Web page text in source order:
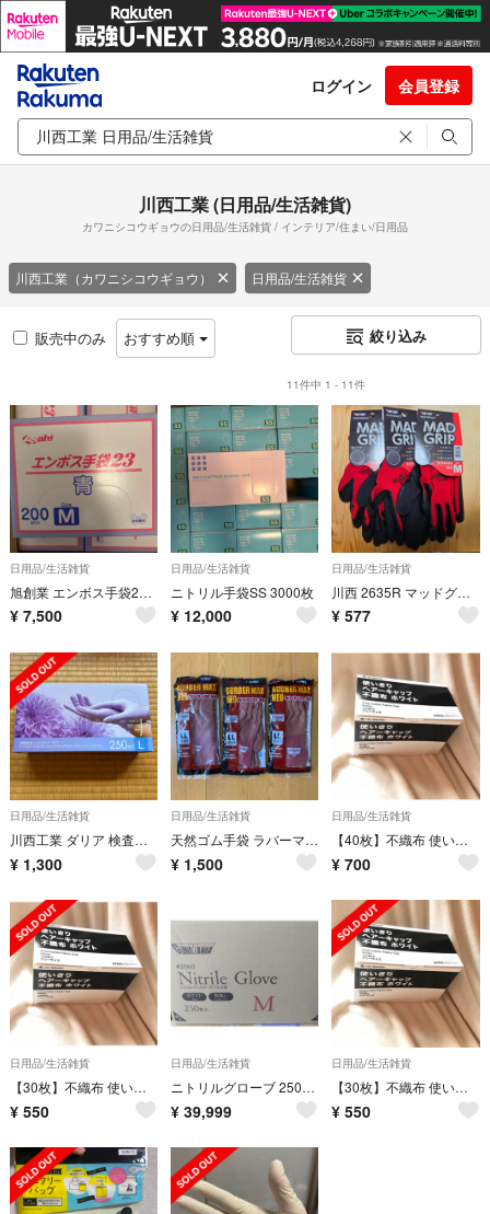
ログイン 会員登録
川西工業 (日用品/生活雑貨)
カワニシコウギョウの日用品/生活雑貨 / インテリア/住まい/日用品
川西工業（カワニシコウギョウ） 日用品/生活雑貨
販売中のみ おすすめ順 絞り込み
11件中 1 - 11件
日用品/生活雑貨
旭創業 エンボス手袋23 青 M
¥ 7,500
日用品/生活雑貨
ニトリル手袋SS 3000枚
¥ 12,000
日用品/生活雑貨
川西 2635R マッドグリップ レッド M
¥ 577
日用品/生活雑貨
川西工業 ダリア 検査検診用ニトリルグローブ L #2069
¥ 1,300
日用品/生活雑貨
天然ゴム手袋 ラバーマックスネオ LL 3双
¥ 1,500
日用品/生活雑貨
【40枚】不織布 使いきりヘアキャップ フリー ホワイト
¥ 700
日用品/生活雑貨
【30枚】不織布 使いきりヘアキャップ フリー ホワイト
¥ 550
日用品/生活雑貨
ニトリルグローブ 250枚 10箱
¥ 39,999
日用品/生活雑貨
【30枚】不織布 使いきりヘアキャップ フリー ホワイト
¥ 550